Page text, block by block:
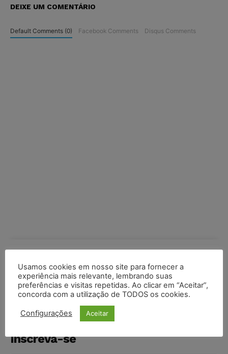
DEIXE UM COMENTÁRIO
Default Comments (0) Facebook Comments Disqus Comments
Inscreva-se
Usamos cookies em nosso site para fornecer a
experiência mais relevante, lembrando suas
preferências e visitas repetidas. Ao clicar em “Aceitar”,
concorda com a utilização de TODOS os cookies.
Configurações Aceitar